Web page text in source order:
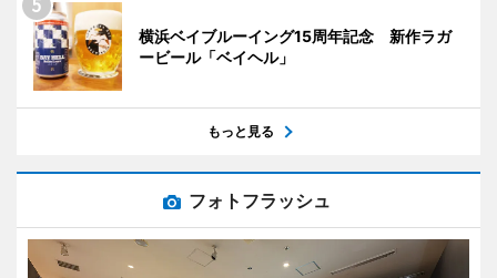
横浜ベイブルーイング15周年記念 新作ラガ
ービール「ベイヘル」
もっと見る
フォトフラッシュ